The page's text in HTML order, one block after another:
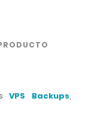
VPS Backups,